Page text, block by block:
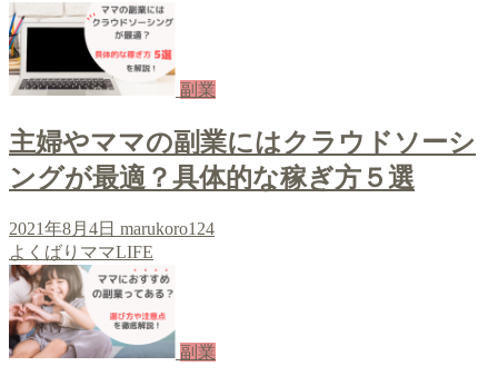
副業
主婦やママの副業にはクラウドソーシ
ングが最適？具体的な稼ぎ方５選
2021年8月4日 marukoro124
よくばりママLIFE
副業